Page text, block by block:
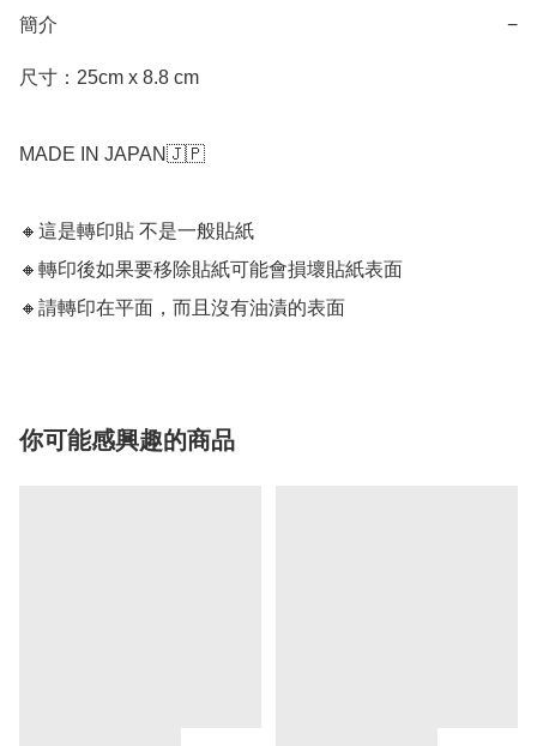
簡介 −
尺寸：25cm x 8.8 cm
MADE IN JAPAN🇯🇵
🔸這是轉印貼 不是一般貼紙
🔸轉印後如果要移除貼紙可能會損壞貼紙表面
🔸請轉印在平面，而且沒有油漬的表面
你可能感興趣的商品